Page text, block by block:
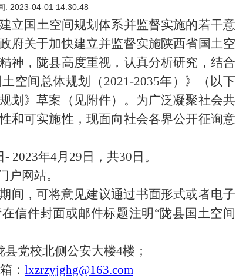
: 2023-04-01 14:30:48
立国土空间规划体系并监督实施的若干意
府关于加快建立并监督实施陕西省国土空
神，陇县高度重视，认真分析研究，结合
空间总体规划（2021-2035年）》（以下
划》草案（见附件）。为广泛凝聚社会共
和可实施性，现面向社会各界公开征询意
2023年4月29日，共30日。
网站。
间，可将意见建议通过书面形式或者电子
信件封面或邮件标题注明“陇县国土空间
党校北侧公安大楼4楼；
： lxzrzyjghg@163.com